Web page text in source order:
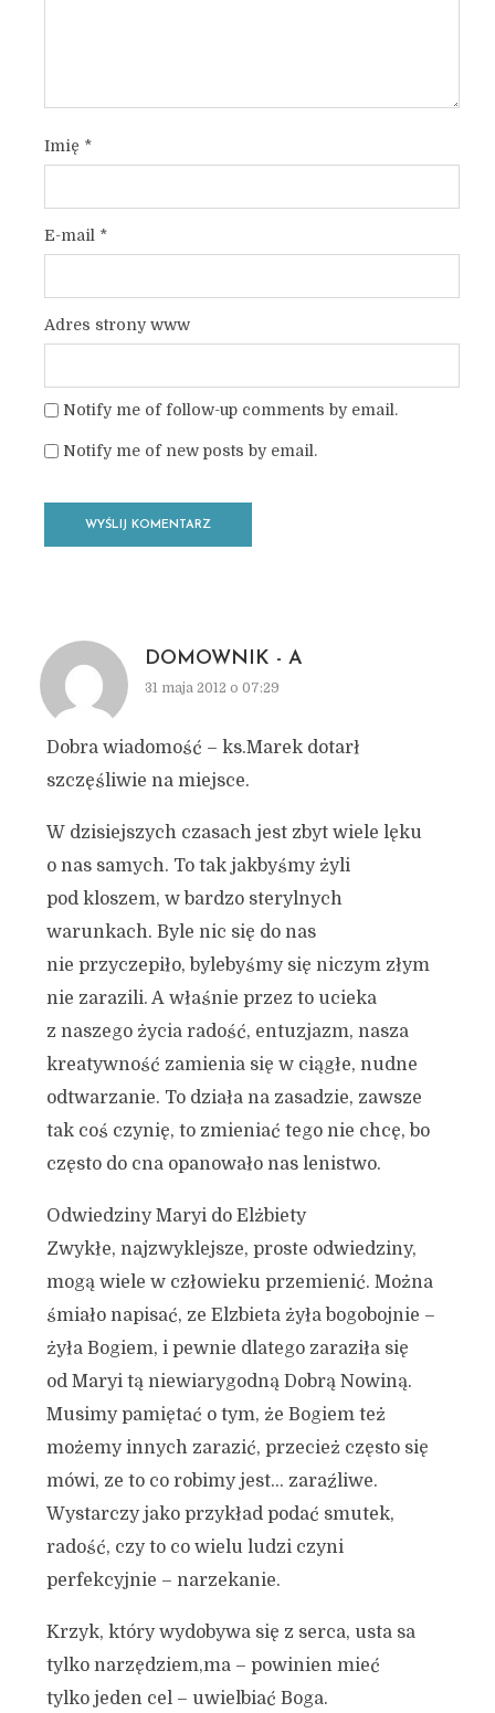
Imię *
E-mail *
Adres strony www
Notify me of follow-up comments by email.
Notify me of new posts by email.
DOMOWNIK - A
31 maja 2012 o 07:29
Dobra wiadomość – ks.Marek dotarł
szczęśliwie na miejsce.
W dzisiejszych czasach jest zbyt wiele lęku
o nas samych. To tak jakbyśmy żyli
pod kloszem, w bardzo sterylnych
warunkach. Byle nic się do nas
nie przyczepiło, bylebyśmy się niczym złym
nie zarazili. A właśnie przez to ucieka
z naszego życia radość, entuzjazm, nasza
kreatywność zamienia się w ciągłe, nudne
odtwarzanie. To działa na zasadzie, zawsze
tak coś czynię, to zmieniać tego nie chcę, bo
często do cna opanowało nas lenistwo.
Odwiedziny Maryi do Elżbiety
Zwykłe, najzwyklejsze, proste odwiedziny,
mogą wiele w człowieku przemienić. Można
śmiało napisać, ze Elzbieta żyła bogobojnie –
żyła Bogiem, i pewnie dlatego zaraziła się
od Maryi tą niewiarygodną Dobrą Nowiną.
Musimy pamiętać o tym, że Bogiem też
możemy innych zarazić, przecież często się
mówi, ze to co robimy jest… zaraźliwe.
Wystarczy jako przykład podać smutek,
radość, czy to co wielu ludzi czyni
perfekcyjnie – narzekanie.
Krzyk, który wydobywa się z serca, usta sa
tylko narzędziem,ma – powinien mieć
tylko jeden cel – uwielbiać Boga.